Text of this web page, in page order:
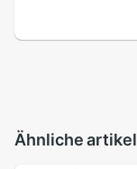
Ähnliche artikel